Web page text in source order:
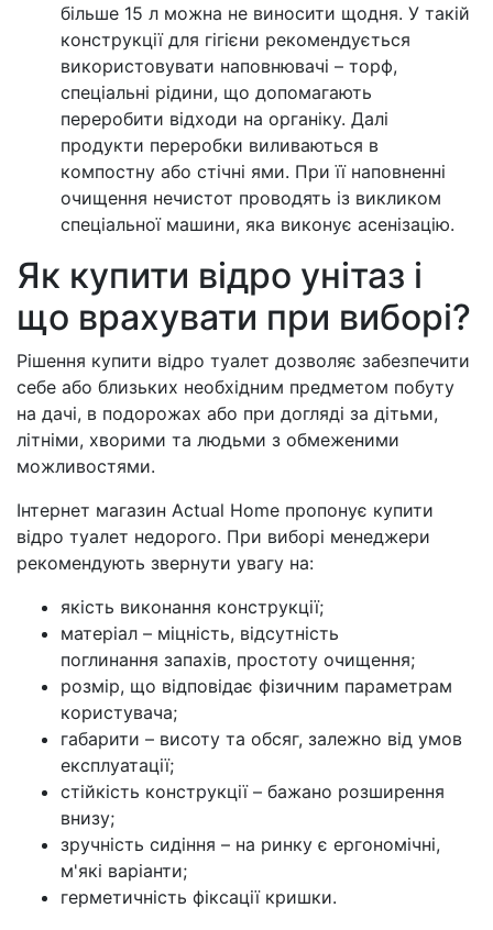
більше 15 л можна не виносити щодня. У такій
конструкції для гігієни рекомендується
використовувати наповнювачі – торф,
спеціальні рідини, що допомагають
переробити відходи на органіку. Далі
продукти переробки виливаються в
компостну або стічні ями. При її наповненні
очищення нечистот проводять із викликом
спеціальної машини, яка виконує асенізацію.
Як купити відро унітаз і
що врахувати при виборі?
Рішення купити відро туалет дозволяє забезпечити
себе або близьких необхідним предметом побуту
на дачі, в подорожах або при догляді за дітьми,
літніми, хворими та людьми з обмеженими
можливостями.
Інтернет магазин Actual Home пропонує купити
відро туалет недорого. При виборі менеджери
рекомендують звернути увагу на:
якість виконання конструкції;
матеріал – міцність, відсутність
поглинання запахів, простоту очищення;
розмір, що відповідає фізичним параметрам
користувача;
габарити – висоту та обсяг, залежно від умов
експлуатації;
стійкість конструкції – бажано розширення
внизу;
зручність сидіння – на ринку є ергономічні,
м'які варіанти;
герметичність фіксації кришки.